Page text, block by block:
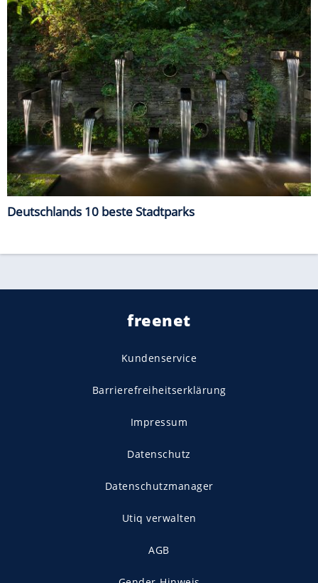
Deutschlands 10 beste Stadtparks
freenet
Kundenservice
Barrierefreiheitserklärung
Impressum
Datenschutz
Datenschutzmanager
Utiq verwalten
AGB